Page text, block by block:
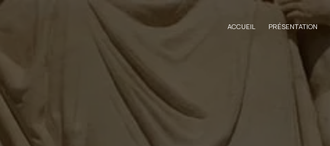
ACCUEIL PRÉSENTATION
Panneau de gestion des cookies